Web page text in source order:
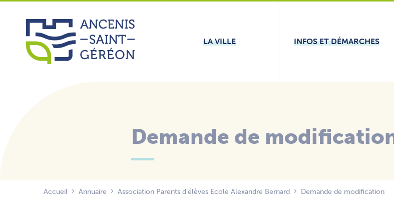
Aller
contenu
LA VILLE
INFOS ET DÉMARCHES
Demande de
Accueil Annuaire Association Parents d’élèves Ecole Alexandre Bernard Demande de modification
Panneau de gestion des cookies